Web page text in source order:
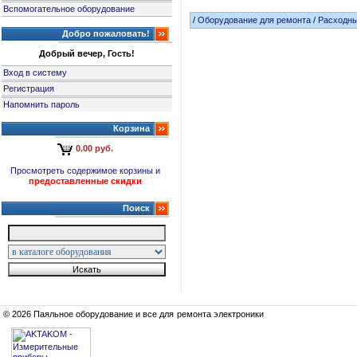
Вспомогательное оборудование
Добро пожаловать!
Добрый вечер, Гость!
Вход в систему
Регистрация
Напомнить пароль
Корзина
0.00 руб.
Просмотреть содержимое корзины и
предоставленные скидки
Поиск
/Оборудование для ремонта /
© 2026 Паяльное оборудование и все для ремонта электроники